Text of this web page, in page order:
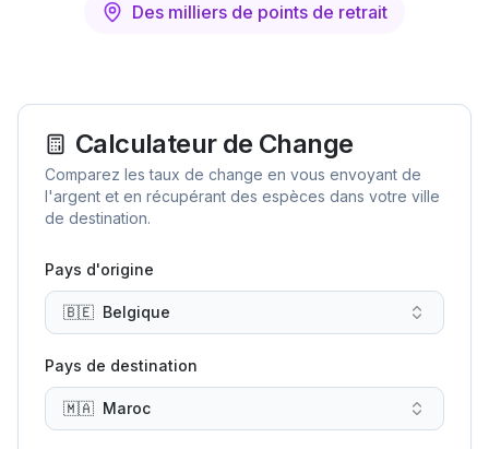
Des milliers de points de retrait
Calculateur de Change
Comparez les taux de change en vous envoyant de
l'argent et en récupérant des espèces dans votre ville
de destination.
Pays d'origine
🇧🇪 Belgique
Pays de destination
🇲🇦 Maroc